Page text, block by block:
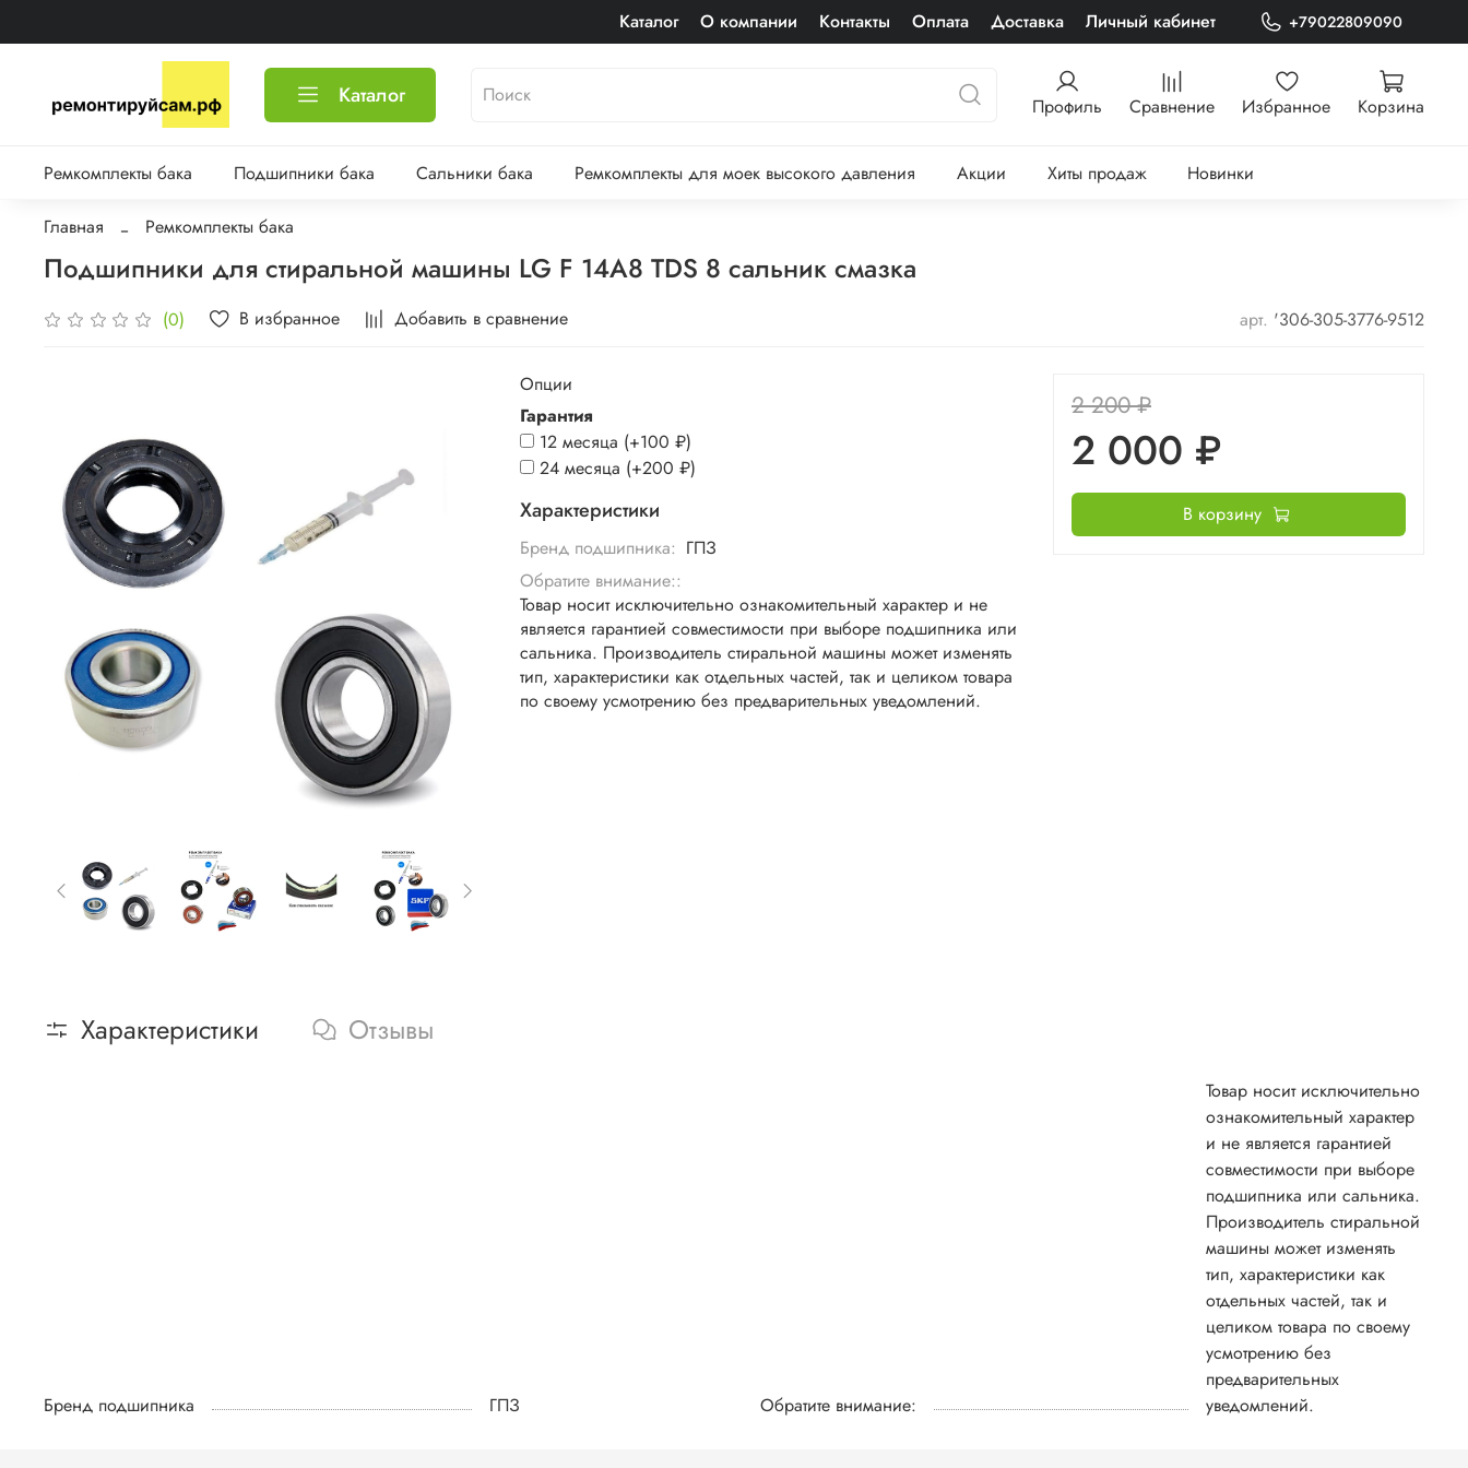
Каталог О компании Контакты Оплата Доставка Личный кабинет +79022809090
Каталог Профиль Сравнение Избранное Корзина
Ремкомплекты бака Подшипники бака Сальники бака Ремкомплекты для моек высокого давления Акции Хиты продаж Новинки
Главная Ремкомплекты бака
Подшипники для стиральной машины LG F 14A8 TDS 8 сальник смазка
(0) В избранное Добавить в сравнение арт. '306-305-3776-9512
Опции
Гарантия
12 месяца (+100 ₽)
24 месяца (+200 ₽)
Характеристики
Бренд подшипника: ГПЗ
Обратите внимание::
Товар носит исключительно ознакомительный характер и не
является гарантией совместимости при выборе подшипника или
сальника. Производитель стиральной машины может изменять
тип, характеристики как отдельных частей, так и целиком товара
по своему усмотрению без предварительных уведомлений.
2 200 ₽
2 000 ₽
В корзину
Характеристики Отзывы
Бренд подшипника ГПЗ Обратите внимание:
Товар носит исключительно
ознакомительный характер
и не является гарантией
совместимости при выборе
подшипника или сальника.
Производитель стиральной
машины может изменять
тип, характеристики как
отдельных частей, так и
целиком товара по своему
усмотрению без
предварительных
уведомлений.